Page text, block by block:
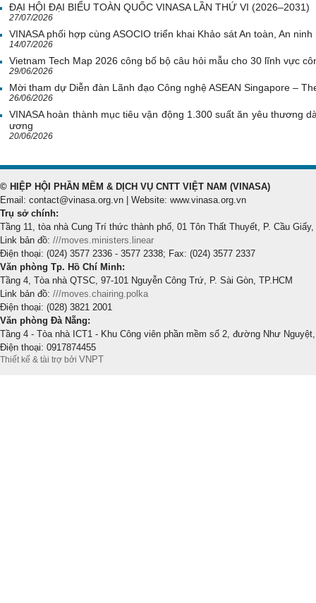
ĐẠI HỘI ĐẠI BIỂU TOÀN QUỐC VINASA LẦN THỨ VI (2026–2031)
27/07/2026
VINASA phối hợp cùng ASOCIO triển khai Khảo sát An toàn, An
14/07/2026
Vietnam Tech Map 2026 công bố bộ câu hỏi mẫu cho 30 lĩnh vực
29/06/2026
Mời tham dự Diễn đàn Lãnh đạo Công nghệ ASEAN Singapore –
26/06/2026
VINASA hoàn thành mục tiêu vận động 1.300 suất ăn yêu thương
ương
20/06/2026
© HIỆP HỘI PHẦN MỀM & DỊCH VỤ CNTT VIỆT NAM (VINASA)
Email: contact@vinasa.org.vn | Website: www.vinasa.org.vn
Trụ sở chính:
Tầng 11, tòa nhà Cung Trí thức thành phố, 01 Tôn Thất Thuyết, P. Cầu Giấy,
Link bản đồ: ///moves.ministers.linear
Điện thoại: (024) 3577 2336 - 3577 2338; Fax: (024) 3577 2337
Văn phòng Tp. Hồ Chí Minh:
Tầng 4, Tòa nhà QTSC, 97-101 Nguyễn Công Trứ, P. Sài Gòn, TP.HCM
Link bản đồ: ///moves.chairing.polka
Điện thoại: (028) 3821 2001
Văn phòng Đà Nẵng:
Tầng 4 - Tòa nhà ICT1 - Khu Công viên phần mềm số 2, đường Như
Điện thoại: 0917874455
Thiết kế & tài trợ bởi VNPT